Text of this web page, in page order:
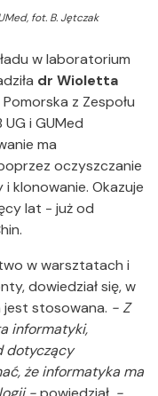
fot. B. Jętczak
w laboratorium
dr Wioletta
z Zespołu
i GUMed
ma
oczyszczanie
klonowanie. Okazuje
lat - już od
w warsztatach i
dowiedział się, w
stosowana. - Z
informatyki,
dotyczący
że informatyka ma